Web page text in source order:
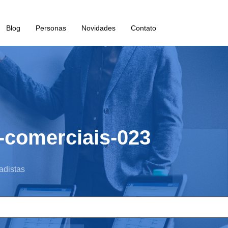
Blog Personas Novidades Contato
023